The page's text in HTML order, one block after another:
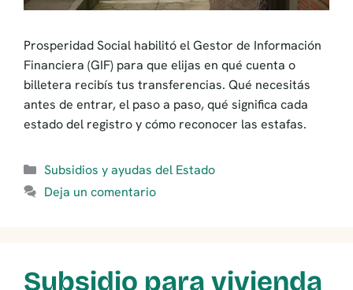
Prosperidad Social habilitó el Gestor de Información
Financiera (GIF) para que elijas en qué cuenta o
billetera recibís tus transferencias. Qué necesitás
antes de entrar, el paso a paso, qué significa cada
estado del registro y cómo reconocer las estafas.
Categorías
Subsidios y ayudas del Estado
Deja un comentario
Subsidio para vivienda